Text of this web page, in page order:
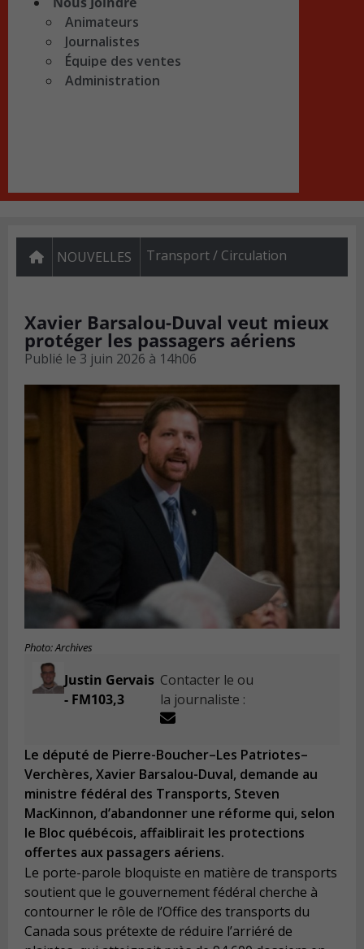
Animateurs
Journalistes
Équipe des ventes
Administration
NOUVELLES Transport / Circulation
Xavier Barsalou-Duval veut mieux
protéger les passagers aériens
Publié le 3 juin 2026 à 14h06
Photo: Archives
Justin Gervais
- FM103,3
Contacter le ou
la journaliste :
Le député de Pierre-Boucher–Les Patriotes–
Verchères, Xavier Barsalou-Duval, demande au
ministre fédéral des Transports, Steven
MacKinnon, d’abandonner une réforme qui, selon
le Bloc québécois, affaiblirait les protections
offertes aux passagers aériens.
Le porte-parole bloquiste en matière de transports
soutient que le gouvernement fédéral cherche à
contourner le rôle de l’Office des transports du
Canada sous prétexte de réduire l’arriéré de